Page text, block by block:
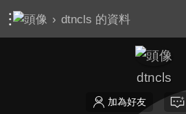
› dtncls 的資料
dtncls
加為好友